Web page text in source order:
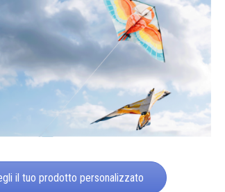
il tuo prodotto personalizzato